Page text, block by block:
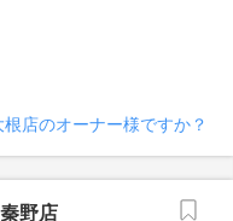
店のオーナー様ですか？
野店